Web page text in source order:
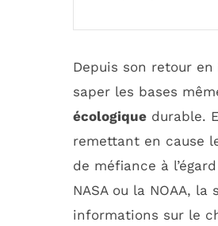
Depuis son retour
saper les bases
écologique durable.
remettant en cause
de méfiance à
NASA ou la NOAA,
informations sur le